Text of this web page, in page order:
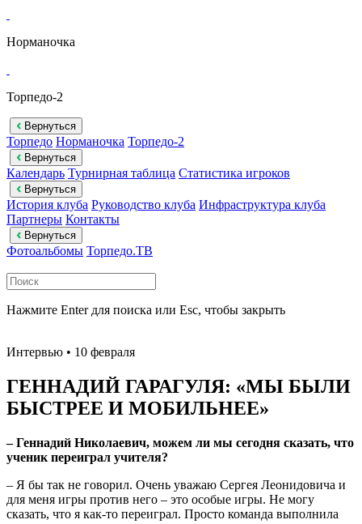
Норманочка
Торпедо-2
Вернуться
Торпедо Норманочка Торпедо-2
Вернуться
Календарь Турнирная таблица Статистика игроков
Вернуться
История клуба Руководство клуба Инфраструктура клуба
Партнеры Контакты
Вернуться
Фотоальбомы Торпедо.ТВ
Нажмите Enter для поиска или Esc, чтобы закрыть
Интервью • 10 февраля
ГЕННАДИЙ ГАРАГУЛЯ: «МЫ БЫЛИ
БЫСТРЕЕ И МОБИЛЬНЕЕ»
– Геннадий Николаевич, можем ли мы сегодня сказать, что
ученик переиграл учителя?
– Я бы так не говорил. Очень уважаю Сергея Леонидовича и
для меня игры против него – это особые игры. Не могу
сказать, что я как-то переиграл. Просто команда выполнила